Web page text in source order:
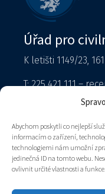
Abychom poskytli co nejlepší
informacím o zařízení,
technologiemi nám umožní
jedinečná ID na tomto webu.
ovlivnit určité vlastnosti a funkce.
Úřad pro
K letišti 1149/23,
T: 225 421 111 –
Datová schránka:
Úřad